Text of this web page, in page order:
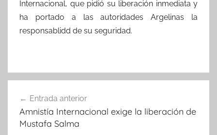
Internacional, que pidió su liberación inmediata y
ha portado a las autoridades Argelinas la
responsablidd de su seguridad.
de
entradas
Entrada anterior
Amnistía Internacional exige la liberación de
Mustafa Salma